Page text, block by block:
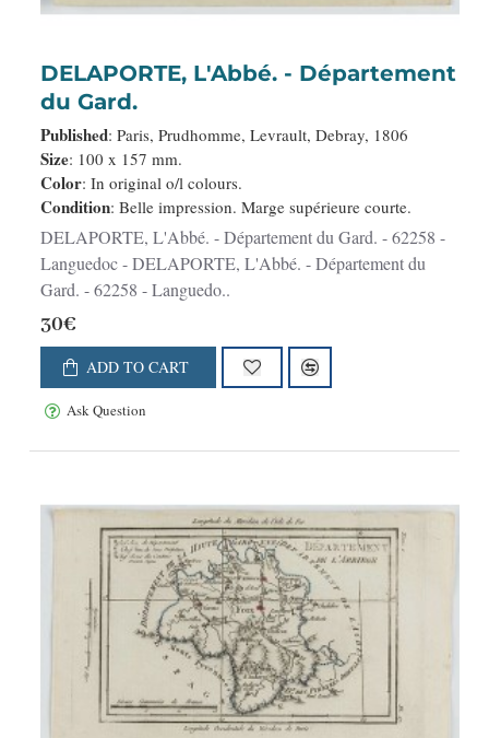
DELAPORTE, L'Abbé. - Département
du Gard.
Published: Paris, Prudhomme, Levrault, Debray, 1806
Size: 100 x 157 mm.
Color: In original o/l colours.
Condition: Belle impression. Marge supérieure courte.
DELAPORTE, L'Abbé. - Département du Gard. - 62258 -
Languedoc - DELAPORTE, L'Abbé. - Département du
Gard. - 62258 - Languedo..
30€
ADD TO CART
Ask Question